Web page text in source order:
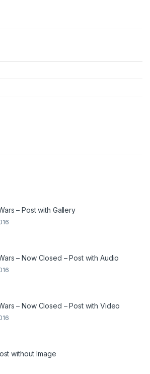
– Post with Gallery
– Now Closed – Post with Audio
– Now Closed – Post with Video
without Image